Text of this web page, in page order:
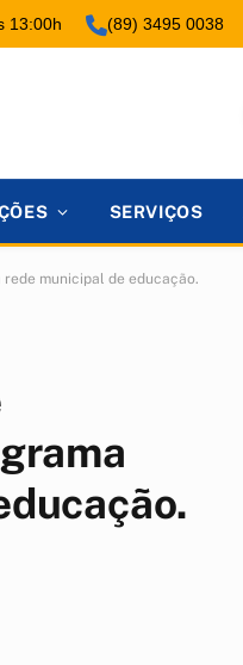
13:00h (89) 3495 0038
SERVIÇOS
municipal de educação.